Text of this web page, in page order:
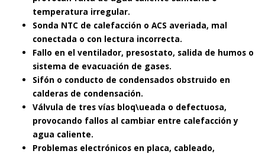
temperatura irregular.
Sonda NTC de calefacción o ACS averiada, mal
conectada o con lectura incorrecta.
Fallo en el ventilador, presostato, salida de humos o
sistema de evacuación de gases.
Sifón o conducto de condensados obstruido en
calderas de condensación.
Válvula de tres vías bloq\ueada o defectuosa,
provocando fallos al cambiar entre calefacción y
agua caliente.
Problemas electrónicos en placa, cableado,